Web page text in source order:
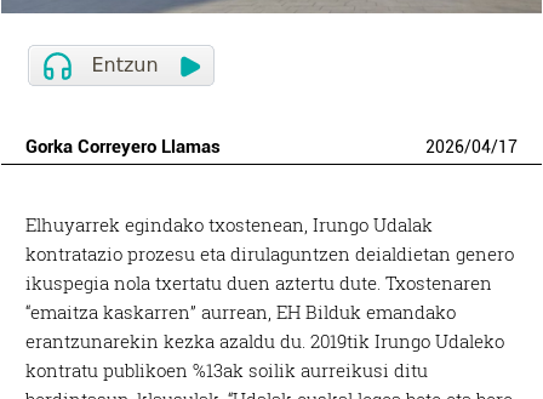
Gorka Correyero Llamas 2026/04/17
Elhuyarrek egindako txostenean, Irungo Udalak
kontratazio prozesu eta dirulaguntzen deialdietan genero
ikuspegia nola txertatu duen aztertu dute. Txostenaren
“emaitza kaskarren” aurrean, EH Bilduk emandako
erantzunarekin kezka azaldu du. 2019tik Irungo Udaleko
kontratu publikoen %13ak soilik aurreikusi ditu